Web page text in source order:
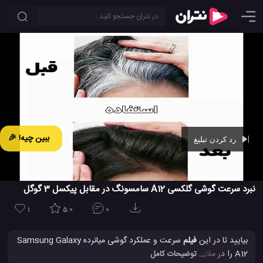
ببین چیه! 🎉
نبرد سرعت گوشی گلکسی A12 سامسونگ در مقابل پیکسل 3 گوگل
1 5.0 0
بیایید تا در اینفیلم
سرعت و عملکرد گوشی میانرده Samsung Galaxy
... توضیحات کامل